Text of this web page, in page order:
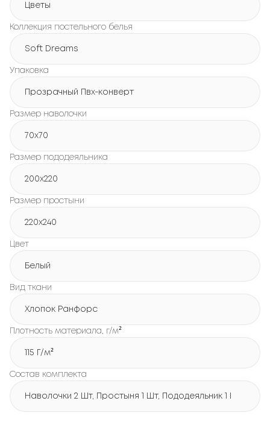
Цветы
Коллекция постельного белья
Soft Dreams
Упаковка
Прозрачный Пвх-конверт
Размер наволочки
70x70
Размер пододеяльника
200x220
Размер простыни
220x240
Цвет
Белый
Вид ткани
Хлопок Ранфорс
Плотность материала, г/м²
115 Г/м²
Состав комплекта
Наволочки 2 Шт, Простыня 1 Шт, Пододеяльник 1 Шт